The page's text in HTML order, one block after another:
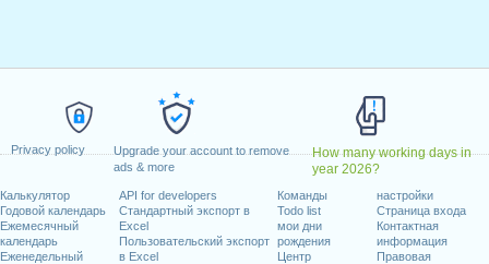
Privacy policy
Upgrade your account to remove
ads & more
How many working days in
year 2026?
Калькулятор
Годовой календарь
Ежемесячный
календарь
Еженедельный
API for developers
Стандартный экспорт в
Excel
Пользовательский экспорт
в Excel
Команды
Todo list
мои дни
рождения
Центр
настройки
Страница входа
Контактная
информация
Правовая
31, 2021
: понедельник, июль 5, 2021
6, 2021
11, 2021
25, 2021
декабрь 24, 2021
: пятница, декабрь 31, 2021